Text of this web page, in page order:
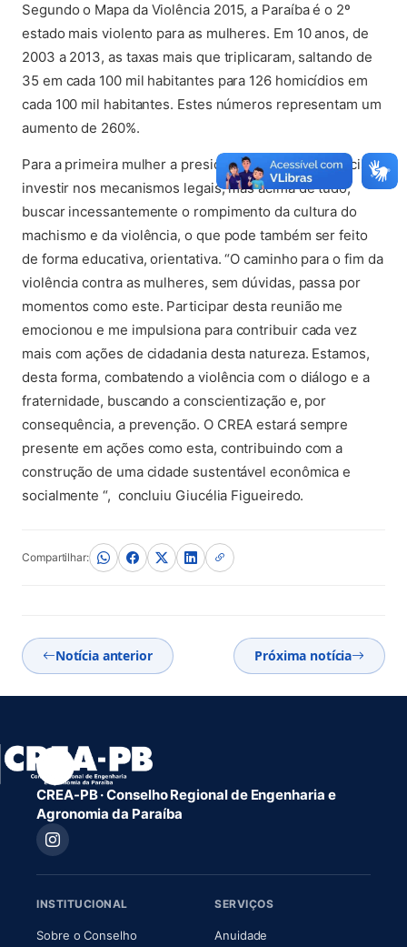
Segundo o Mapa da Violência 2015, a Paraíba é o 2º
estado mais violento para as mulheres. Em 10 anos, de
2003 a 2013, as taxas mais que triplicaram, saltando de
35 em cada 100 mil habitantes para 126 homicídios em
cada 100 mil habitantes. Estes números representam um
aumento de 260%.
Para a primeira mulher a presidir o CREA-PB, é preciso
investir nos mecanismos legais, mas acima de tudo,
buscar incessantemente o rompimento da cultura do
machismo e da violência, o que pode também ser feito
de forma educativa, orientativa. “O caminho para o fim da
violência contra as mulheres, sem dúvidas, passa por
momentos como este. Participar desta reunião me
emocionou e me impulsiona para contribuir cada vez
mais com ações de cidadania desta natureza. Estamos,
desta forma, combatendo a violência com o diálogo e a
fraternidade, buscando a conscientização e, por
consequência, a prevenção. O CREA estará sempre
presente em ações como esta, contribuindo com a
construção de uma cidade sustentável econômica e
socialmente “, concluiu Giucélia Figueiredo.
Compartilhar:
Notícia anterior Próxima notícia
CREA-PB · Conselho Regional de Engenharia e
Agronomia da Paraíba
INSTITUCIONAL
Sobre o Conselho(abre em nova aba)
SERVIÇOS
Anuidade